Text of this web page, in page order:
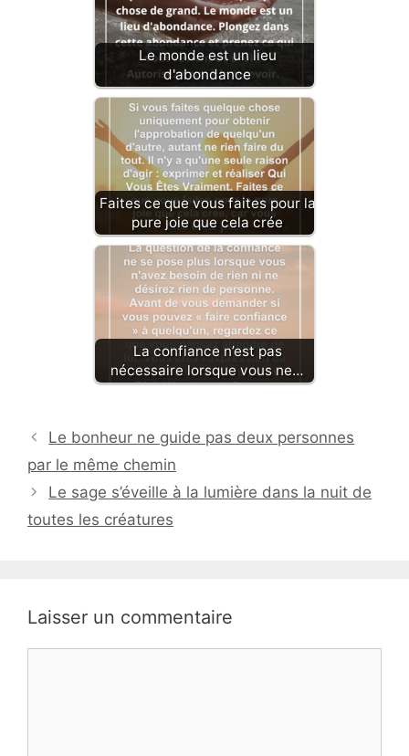
Le monde est un lieu
d'abondance
Faites ce que vous faites pour la
pure joie que cela crée
La confiance n’est pas
nécessaire lorsque vous ne…
Le bonheur ne guide pas deux personnes
par le même chemin
Le sage s’éveille à la lumière dans la nuit de
toutes les créatures
Laisser un commentaire